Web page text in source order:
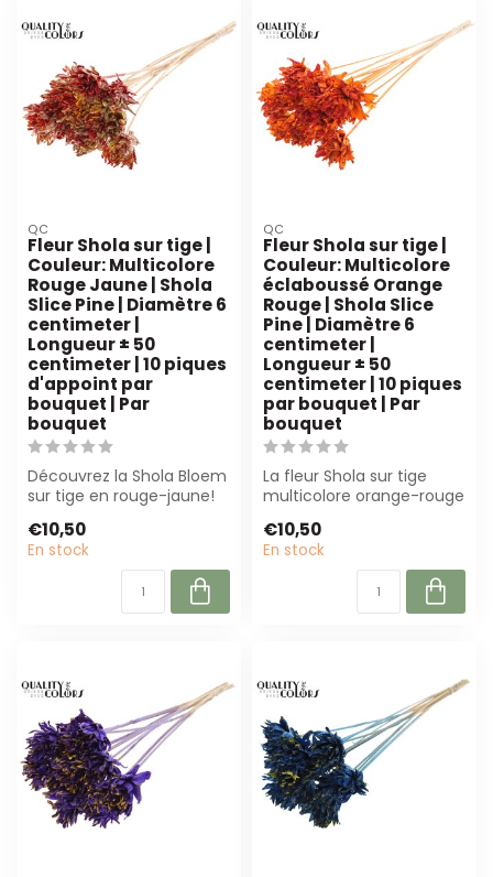
QC
Fleur Shola sur tige |
Couleur: Multicolore
Rouge Jaune | Shola
Slice Pine | Diamètre 6
centimeter |
Longueur ± 50
centimeter | 10 piques
d'appoint par
bouquet | Par
bouquet
Découvrez la Shola Bloem
sur tige en rouge-jaune!
et...
€10,50
En stock
QC
Fleur Shola sur tige |
Couleur: Multicolore
éclaboussé Orange
Rouge | Shola Slice
Pine | Diamètre 6
centimeter |
Longueur ± 50
centimeter | 10 piques
par bouquet | Par
bouquet
La fleur Shola sur tige
multicolore orange-rouge
parfaite d...
€10,50
En stock